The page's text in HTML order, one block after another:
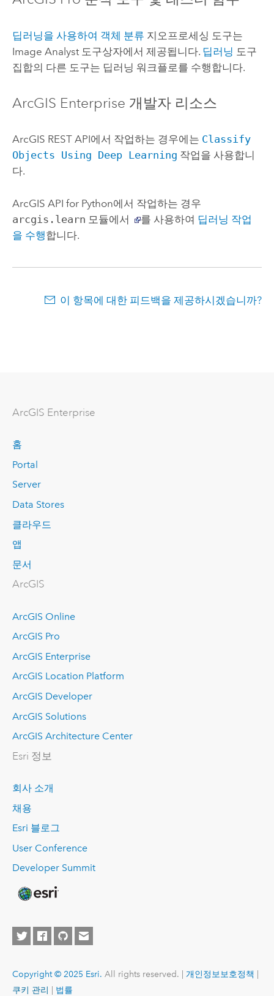
딥러닝을 사용하여 객체 분류 지오프로세싱 도구는
Image Analyst도구상자에서 제공됩니다. 딥러닝 도구
집합의 다른 도구는 딥러닝 워크플로를 수행합니다.
ArcGIS Enterprise 개발자 리소스
ArcGIS REST API에서 작업하는 경우에는 Classify
Objects Using Deep Learning 작업을 사용합니
다.
ArcGIS API for Python에서 작업하는 경우
arcgis.learn 모듈에서 를 사용하여 딥러닝 작업
을 수행합니다.
이 항목에 대한 피드백을 제공하시겠습니까?
ArcGIS Enterprise
홈
Portal
Server
Data Stores
클라우드
앱
문서
ArcGIS
ArcGIS Online
ArcGIS Pro
ArcGIS Enterprise
ArcGIS Location Platform
ArcGIS Developer
ArcGIS Solutions
ArcGIS Architecture Center
Esri 정보
회사 소개
채용
Esri 블로그
User Conference
Developer Summit
Copyright © 2025 Esri. All rights reserved. | 개인정보보호정책
쿠키 관리
법률